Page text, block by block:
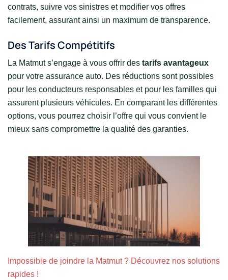
contrats, suivre vos sinistres et modifier vos offres
facilement, assurant ainsi un maximum de transparence.
Des Tarifs Compétitifs
La Matmut s’engage à vous offrir des tarifs avantageux
pour votre assurance auto. Des réductions sont possibles
pour les conducteurs responsables et pour les familles qui
assurent plusieurs véhicules. En comparant les différentes
options, vous pourrez choisir l’offre qui vous convient le
mieux sans compromettre la qualité des garanties.
Impossible de joindre la Matmut ? Découvrez nos solutions
rapides !